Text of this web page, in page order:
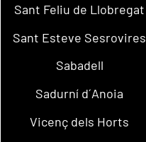
Sant Feliu de Llobregat
Sant Esteve Sesrovires
Sabadell
Sadurní d´Anoia
Vicenç dels Horts